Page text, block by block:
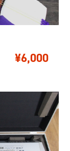
¥6,000